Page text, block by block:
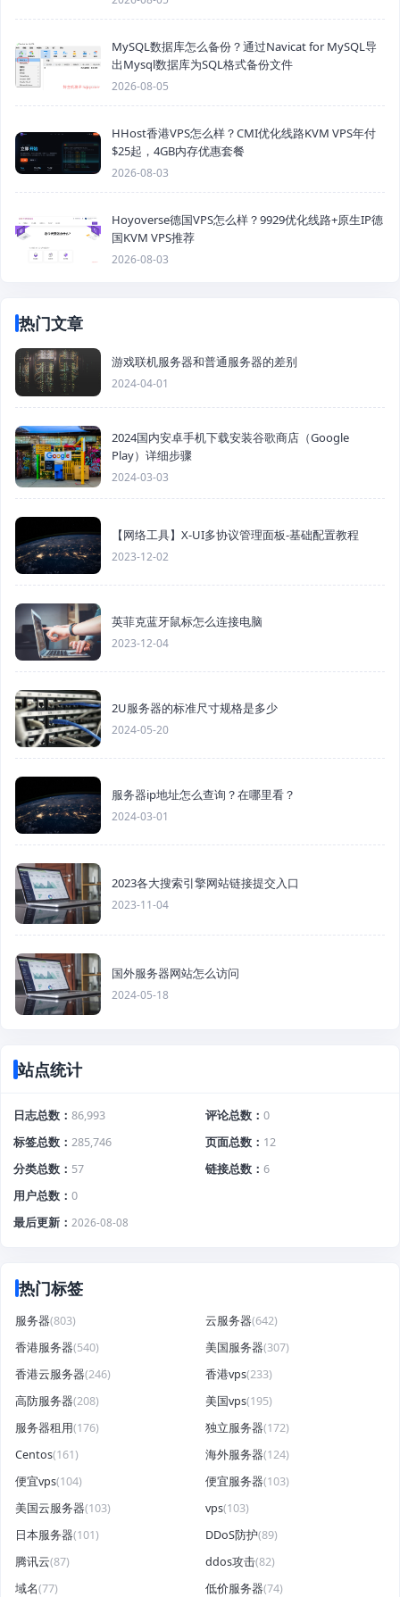
MySQL数据库怎么备份？通过Navicat for MySQL导
出Mysql数据库为SQL格式备份文件
2026-08-05
HHost香港VPS怎么样？CMI优化线路KVM VPS年付
$25起，4GB内存优惠套餐
2026-08-03
Hoyoverse德国VPS怎么样？9929优化线路+原生IP德
国KVM VPS推荐
2026-08-03
热门文章
游戏联机服务器和普通服务器的差别
2024-04-01
2024国内安卓手机下载安装谷歌商店（Google
Play）详细步骤
2024-03-03
【网络工具】X-UI多协议管理面板-基础配置教程
2023-12-02
英菲克蓝牙鼠标怎么连接电脑
2023-12-04
2U服务器的标准尺寸规格是多少
2024-05-20
服务器ip地址怎么查询？在哪里看？
2024-03-01
2023各大搜索引擎网站链接提交入口
2023-11-04
国外服务器网站怎么访问
2024-05-18
站点统计
日志总数 86,993 评论总数
0
标签总数
285,746 页面总数
12
分类总数
57 链接总数
6
用户总数
0
最后更新
2026-08-08
热门标签
服务器(803) 云服务器(642)
香港服务器(540) 美国服务器(307)
香港云服务器(246) 香港vps(233)
高防服务器(208) 美国vps(195)
服务器租用(176) 独立服务器(172)
Centos(161) 海外服务器(124)
便宜vps(104) 便宜服务器(103)
美国云服务器(103) vps(103)
日本服务器(101) DDoS防护(89)
腾讯云(87) ddos攻击(82)
域名(77) 低价服务器(74)